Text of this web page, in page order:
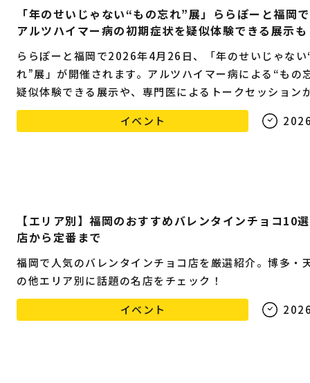
「年のせいじゃない“もの忘れ”展」ららぽーと福岡
アルツハイマー病の初期症状を疑似体験できる展示も
ららぽーと福岡で2026年4月26日、「年のせいじゃな
れ”展」が開催されます。アルツハイマー病による“もの
疑似体験できる展示や、専門医によるトークセッション
ます。
イベント
【エリア別】福岡のおすすめバレンタインチョコ10
店から定番まで
福岡で人気のバレンタインチョコ店を厳選紹介。博多・
の他エリア別に話題の名店をチェック！
イベント